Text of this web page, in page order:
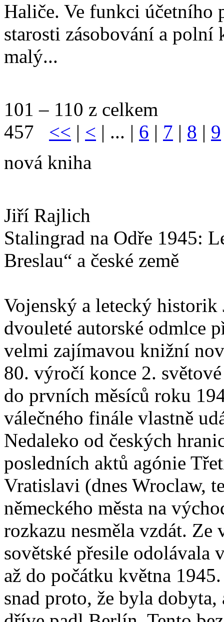
Haliče. Ve funkci účetního
starosti zásobování a
malý...
101 – 110 z celkem
457 << | < | ... | 6 | 7 | 8 | 9
nová kniha
Jiří Rajlich
Stalingrad na Odře 1945:
Breslau“ a české země
Vojenský a letecký
dvouleté autorské odmlce
velmi zajímavou knižní
80. výročí konce 2.
do prvních měsíců roku
válečného finále vlastně
Nedaleko od českých
posledních aktů agónie
Vratislavi (dnes Wroclaw,
německého města na
rozkazu nesměla vzdát. Ze
sovětské přesile odolávala
až do počátku května
snad proto, že byla